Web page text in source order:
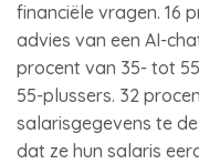
financiële vragen. 16
advies van een AI-
procent van 35- tot
55-plussers. 32
salarisgegevens te
dat ze hun salaris